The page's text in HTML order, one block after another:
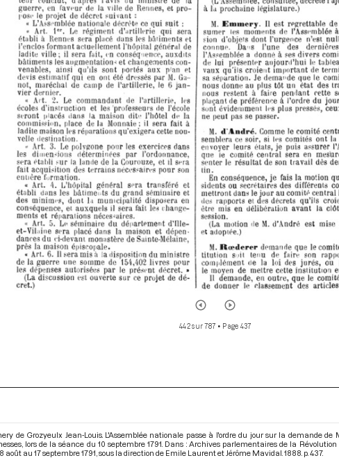
442 sur 787 • Page 437
de Grozyeulx Jean-Louis. L'Assemblée nationale passe à l'ordre du jour sur la demande de
lors de la séance du 10 septembre 1791. Dans : Archives parlementaires de la
août au 17 septembre 1791 , sous la direction de Emile Laurent et Jérôme Mavidal. 1888. p. 437.